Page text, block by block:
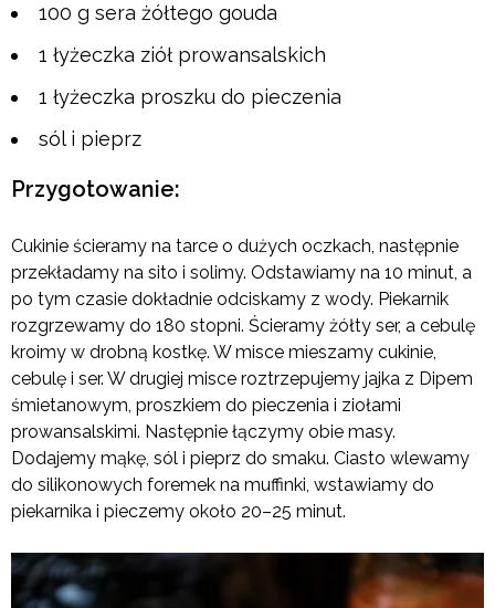
100 g sera żółtego gouda
1 łyżeczka ziół prowansalskich
1 łyżeczka proszku do pieczenia
sól i pieprz
Przygotowanie:
Cukinie ścieramy na tarce o dużych oczkach, następnie
przekładamy na sito i solimy. Odstawiamy na 10 minut, a
po tym czasie dokładnie odciskamy z wody. Piekarnik
rozgrzewamy do 180 stopni. Ścieramy żółty ser, a cebulę
kroimy w drobną kostkę. W misce mieszamy cukinie,
cebulę i ser. W drugiej misce roztrzepujemy jajka z Dipem
śmietanowym, proszkiem do pieczenia i ziołami
prowansalskimi. Następnie łączymy obie masy.
Dodajemy mąkę, sól i pieprz do smaku. Ciasto wlewamy
do silikonowych foremek na muffinki, wstawiamy do
piekarnika i pieczemy około 20–25 minut.